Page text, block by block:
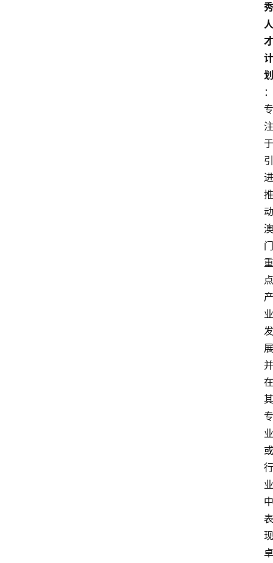
秀
人
才
计
划
：
专
注
于
引
进
推
动
澳
门
重
点
产
业
发
展
并
在
其
专
业
或
行
业
中
表
现
卓